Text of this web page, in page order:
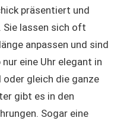
präsentiert und
Sie lassen sich oft
anpassen und sind
eine Uhr elegant in
gleich die ganze
gibt es in den
Sogar eine